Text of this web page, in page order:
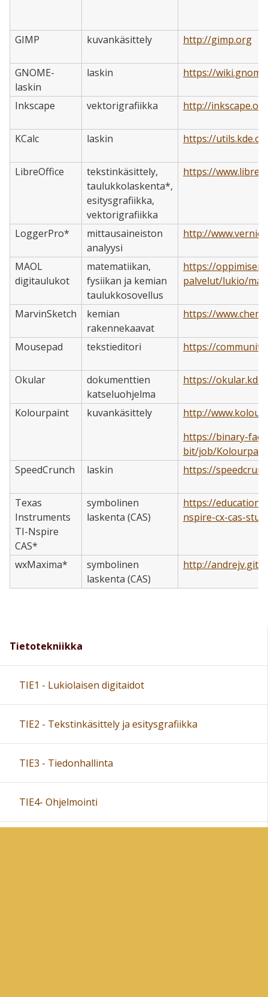
GIMP kuvankäsittely http://gimp.org
GNOME-
laskin
laskin https://
Inkscape vektorigrafiikka http://inkscape.org
KCalc laskin https://
LibreOffice
tekstinkäsittely,
taulukkolaskenta*,
esitysgrafiikka,
vektorigrafiikka
https://
LoggerPro*
mittausaineiston
analyysi
http://
MAOL
digitaulukot
matematiikan,
fysiikan ja kemian
taulukkosovellus
https://
palvelut/lukio/
MarvinSketch
kemian
rakennekaavat
https://
Mousepad tekstieditori https://
Okular
dokumenttien
katseluohjelma
https://
Kolourpaint kuvankäsittely
http://
https://binary-
bit/job/
SpeedCrunch
laskin https://
Texas
Instruments
TI-Nspire
CAS*
symbolinen
laskenta (CAS)
https://
nspire-cx-cas-
wxMaxima*
symbolinen
laskenta (CAS)
http://
Tietotekniikka
TIE1 - Lukiolaisen digitaidot
TIE2 - Tekstinkäsittely ja esitysgrafiikka
TIE3 - Tiedonhallinta
TIE4- Ohjelmointi